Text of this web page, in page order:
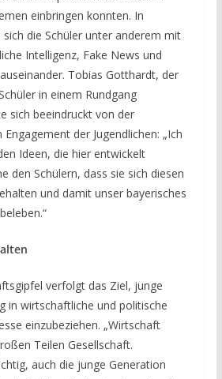
einbringen konnten. In
die Schüler unter anderem mit
Intelligenz, Fake News und
Tobias Gotthardt, der
in einem Rundgang
sich beeindruckt von der
der Jugendlichen: „Ich
Ideen, die hier entwickelt
den Schülern, dass sie sich diesen
und damit unser bayerisches
verfolgt das Ziel, junge
in wirtschaftliche und politische
einzubeziehen. „Wirtschaft
Teilen Gesellschaft.
auch die junge Generation